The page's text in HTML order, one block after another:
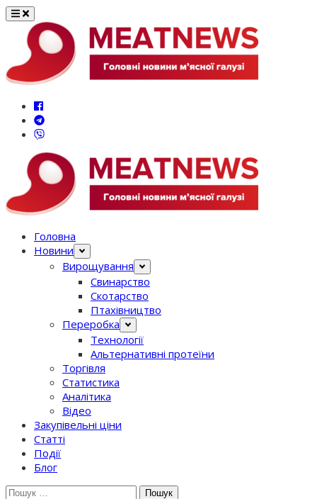
Перейти
вмісту
Головна
Новини
Вирощування
Свинарство
Скотарство
Птахівництво
Переробка
Технології
Альтернативні протеїни
Торгівля
Статистика
Аналітика
Відео
Закупівельні ціни
Статті
Події
Блог
Шукати: